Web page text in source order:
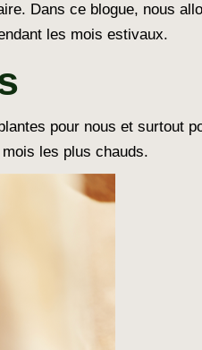
Dans ce blogue, nous
les mois estivaux.
pour nous et surtout
les plus chauds.